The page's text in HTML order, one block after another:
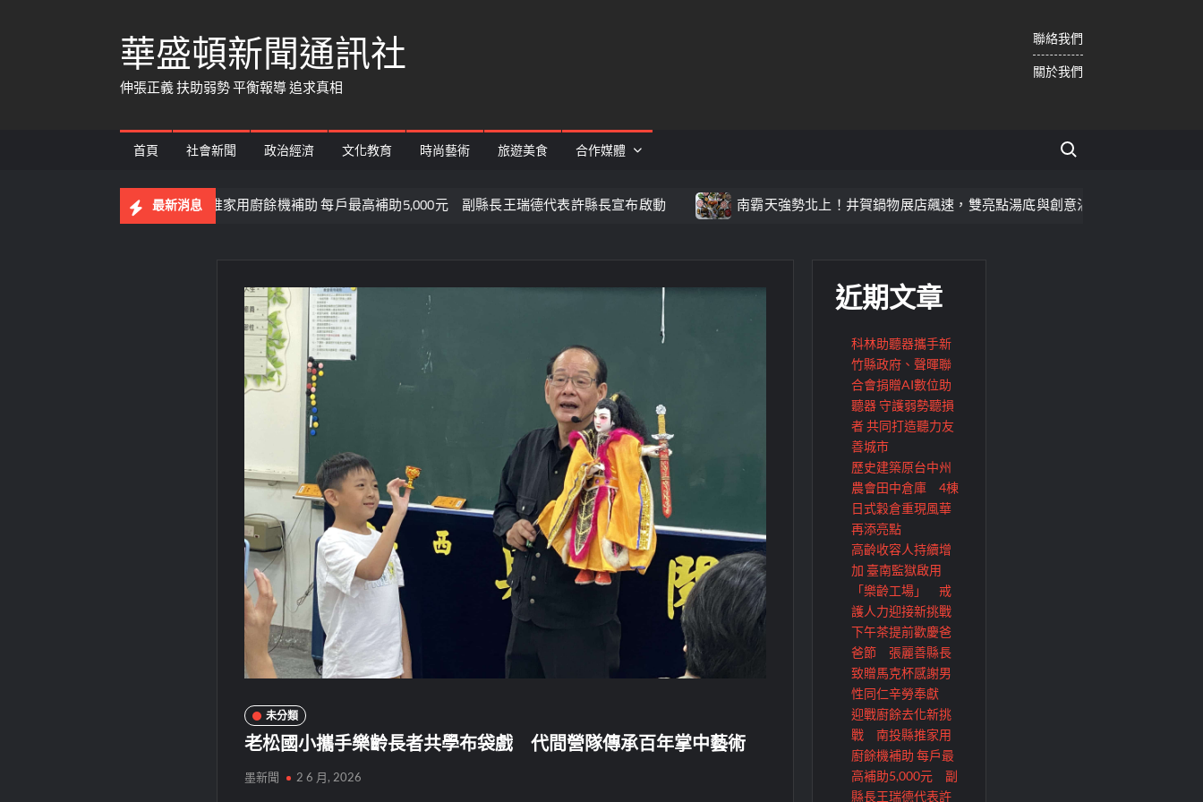
華盛頓新聞通訊社
伸張正義 扶助弱勢 平衡報導 追求真相
聯絡我們
關於我們
首頁 社會新聞 政治經濟 文化教育 時尚藝術 旅遊美食 合作媒體
Search for:
最新消息
化新挑戰 南投縣推家用廚餘機補助 每戶最高補助5,000元 副縣長王瑞德代表許縣長宣布啟動 南霸天強勢北上！井賀鍋物展店飆速，雙亮點湯底與創意沾醬搶攻雙北市場
未分類
老松國小攜手樂齡長者共學布袋戲 代間營隊傳承百年掌中藝術
墨新聞 2 6 月, 2026
近期文章
科林助聽器攜手新
竹縣政府、聲暉聯
合會捐贈AI數位助
聽器 守護弱勢聽損
者 共同打造聽力友
善城市
歷史建築原台中州
農會田中倉庫 4棟
日式穀倉重現風華
再添亮點
高齡收容人持續增
加 臺南監獄啟用
「樂齡工場」 戒
護人力迎接新挑戰
下午茶提前歡慶爸
爸節 張麗善縣長
致贈馬克杯感謝男
性同仁辛勞奉獻
迎戰廚餘去化新挑
戰 南投縣推家用
廚餘機補助 每戶最
高補助5,000元 副
縣長王瑞德代表許